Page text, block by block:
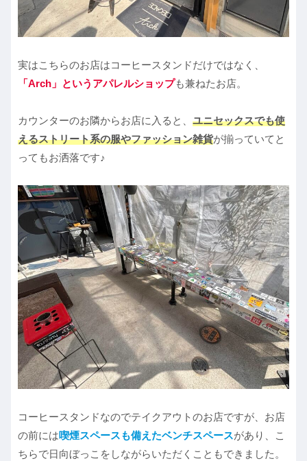
実はこちらのお店はコーヒースタンドだけではなく、
「Arch」というアパレルショップも兼ねたお店。
カウンターのお隣からお店に入ると、 ユニセックスでも使
えるストリート系の服やファッション雑貨が揃っていてと
ってもお洒落です♪
コーヒースタンドなのでテイクアウトのお店ですが、お店
の前には喫煙スペースも備えたベンチスペースがあり、こ
ちらで日向ぼっこをしながらいただくこともできました。